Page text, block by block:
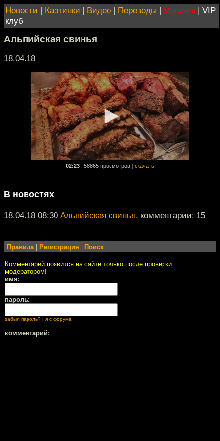
Новости | Картинки | Видео | Переводы | Магазин | VIP
клуб
Альпийская свинья
18.04.18
02:23 58865 просмотров скачать
В новостях
18.04.18 08:30 Альпийская свинья, комментарии: 15
Правила| Регистрация Поиск
Комментарий появится на сайте только после проверки
модератором!
имя:
пароль:
забыл пароль? я с форума
комментарий: